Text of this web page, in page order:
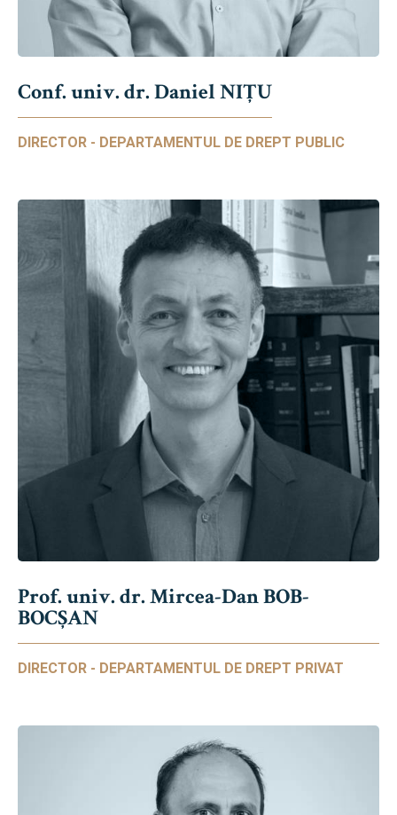
Conf. univ. dr. Daniel NIŢU
DIRECTOR - DEPARTAMENTUL DE DREPT PUBLIC
Prof. univ. dr. Mircea-Dan BOB-
BOCȘAN
DIRECTOR - DEPARTAMENTUL DE DREPT PRIVAT